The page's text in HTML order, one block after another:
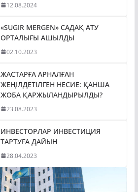
12.08.2024
«SUGIR MERGEN» САДАҚ АТУ
ОРТАЛЫҒЫ АШЫЛДЫ
02.10.2023
ЖАСТАРҒА АРНАЛҒАН
ЖЕҢІЛДЕТІЛГЕН НЕСИЕ: ҚАНША
ЖОБА ҚАРЖЫЛАНДЫРЫЛДЫ?
23.08.2023
ИНВЕСТОРЛАР ИНВЕСТИЦИЯ
ТАРТУҒА ДАЙЫН
28.04.2023